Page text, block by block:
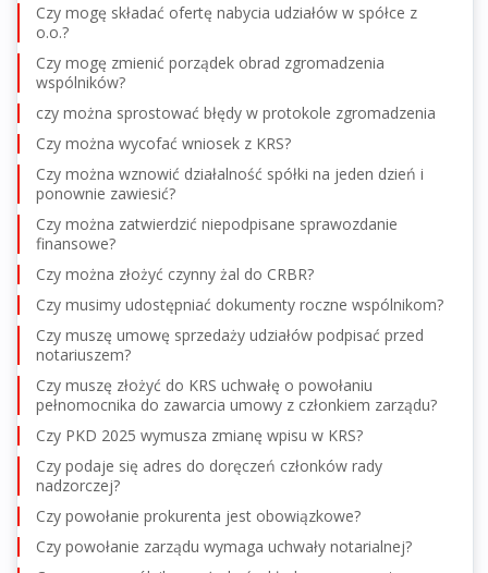
Czy mogę składać ofertę nabycia udziałów w spółce z
o.o.?
Czy mogę zmienić porządek obrad zgromadzenia
wspólników?
czy można sprostować błędy w protokole zgromadzenia
Czy można wycofać wniosek z KRS?
Czy można wznowić działalność spółki na jeden dzień i
ponownie zawiesić?
Czy można zatwierdzić niepodpisane sprawozdanie
finansowe?
Czy można złożyć czynny żal do CRBR?
Czy musimy udostępniać dokumenty roczne wspólnikom?
Czy muszę umowę sprzedaży udziałów podpisać przed
notariuszem?
Czy muszę złożyć do KRS uchwałę o powołaniu
pełnomocnika do zawarcia umowy z członkiem zarządu?
Czy PKD 2025 wymusza zmianę wpisu w KRS?
Czy podaje się adres do doręczeń członków rady
nadzorczej?
Czy powołanie prokurenta jest obowiązkowe?
Czy powołanie zarządu wymaga uchwały notarialnej?